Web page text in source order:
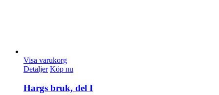
Visa varukorg
Detaljer Köp nu
Hargs bruk, del I